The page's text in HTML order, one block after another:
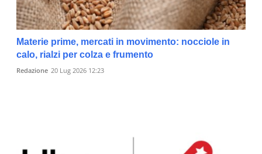
Materie prime, mercati in movimento: nocciole in
calo, rialzi per colza e frumento
Redazione 20 Lug 2026 12:23